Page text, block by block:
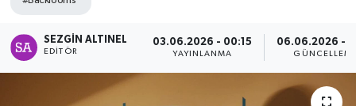
SEZGIN ALTINEL
EDITÖR
03.06.2026 - 00:15
YAYINLANMA
06.06.2026 -